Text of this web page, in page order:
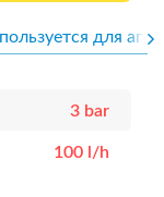
для
3 bar
100 l/h